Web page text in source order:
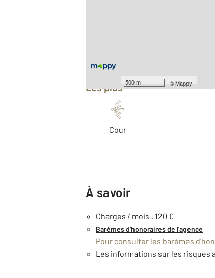
500 m ©Mappy
Équipements
Les plus
Cour
À savoir
Charges / mois : 120 €
Barèmes d'honoraires de l'agence
Pour consulter les barèmes
Les informations sur les risques